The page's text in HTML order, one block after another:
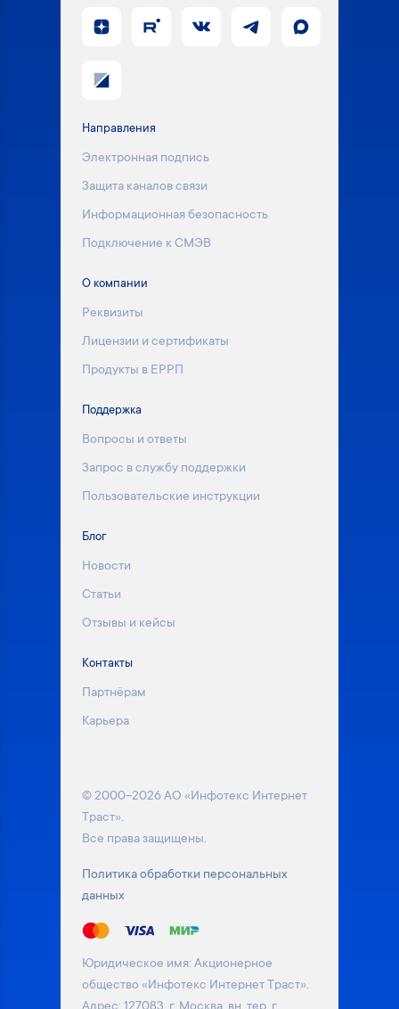
Направления
Электронная подпись
Защита каналов связи
Информационная безопасность
Подключение к СМЭВ
О компании
Реквизиты
Лицензии и сертификаты
Продукты в ЕРРП
Поддержка
Вопросы и ответы
Запрос в службу поддержки
Пользовательские инструкции
Блог
Новости
Статьи
Отзывы и кейсы
Контакты
Партнёрам
Карьера
© 2000–2026 АО «Инфотекс Интернет
Траст».
Все права защищены.
Политика обработки персональных
данных
Юридическое имя: Акционерное
общество «Инфотекс Интернет Траст».